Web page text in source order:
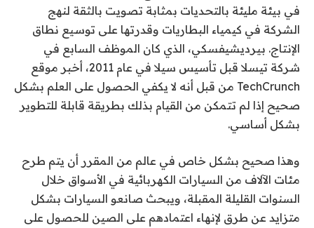
في بيئة مليئة بالتحديات بمثابة تصويت بالثقة لنهج
الشركة في كيمياء البطاريات وقدرتها على توسيع نطاق
الإنتاج. بيرديشيفسكي، الذي كان الموظف السابع في
شركة تيسلا قبل تأسيس سيلا في عام 2011، أخبر موقع
TechCrunch من قبل أنه لا يكفي الحصول على العلم بشكل
صحيح إذا لم تتمكن من القيام بذلك بطريقة قابلة للتطوير
بشكل أساسي.
وهذا صحيح بشكل خاص في عالم من المقرر أن يتم طرح
مئات الآلاف من السيارات الكهربائية في الأسواق خلال
السنوات القليلة المقبلة، ويبحث صانعو السيارات بشكل
متزايد عن طرق لإنهاء اعتمادهم على الصين للحصول على